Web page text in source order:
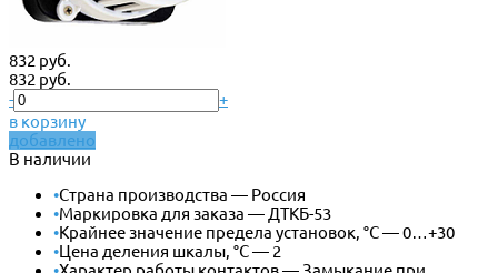
832 руб.
832 руб.
-
+
в корзину
добавлено
В наличии
•Страна производства — Россия
•Маркировка для заказа — ДТКБ-53
•Крайнее значение предела установок, °С — 0…+30
•Цена деления шкалы, °С — 2